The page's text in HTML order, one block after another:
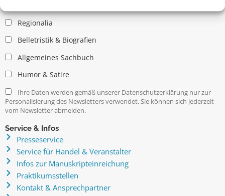
Regionalia
Belletristik & Biografien
Allgemeines Sachbuch
Humor & Satire
Ihre Daten werden gemäß unserer Datenschutzerklärung nur zur
Personalisierung des Newsletters verwendet. Sie können sich jederzeit
vom Newsletter abmelden.
Service & Infos
Presseservice
Service für Handel & Veranstalter
Infos zur Manuskripteinreichung
Praktikumsstellen
Kontakt & Ansprechpartner